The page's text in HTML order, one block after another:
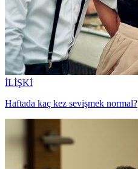
İLİŞKİ
Haftada kaç kez sevişmek normal?